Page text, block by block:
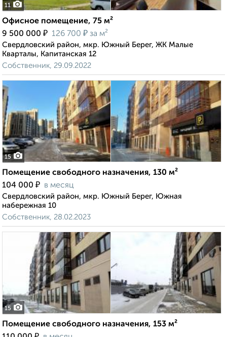
11
Офисное помещение, 75 м²
9 500 000 ₽ 126 700 ₽ за м²
Свердловский район, мкр. Южный Берег, ЖК Малые
Кварталы, Капитанская 12
Собственник, 29.09.2022
15
Помещение свободного назначения, 130 м²
104 000 ₽ в месяц
Свердловский район, мкр. Южный Берег, Южная
набережная 10
Собственник, 28.02.2023
15
Помещение свободного назначения, 153 м²